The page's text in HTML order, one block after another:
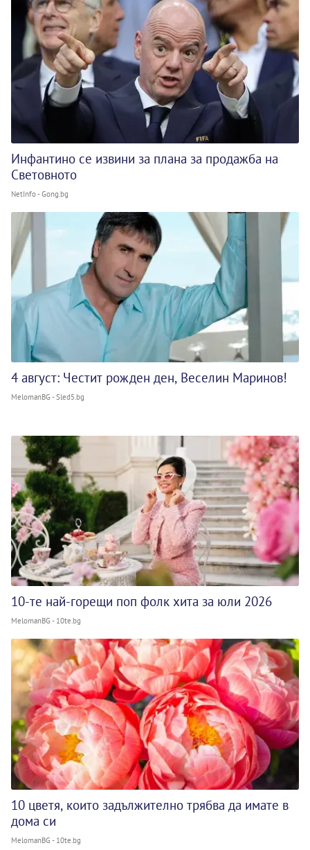
Инфантино се извини за плана за продажба на
Световното
NetInfo - Gong.bg
4 август: Честит рожден ден, Веселин Маринов!
MelomanBG - Sled5.bg
10-те най-горещи поп фолк хита за юли 2026
MelomanBG - 10te.bg
10 цветя, които задължително трябва да имате в
дома си
MelomanBG - 10te.bg